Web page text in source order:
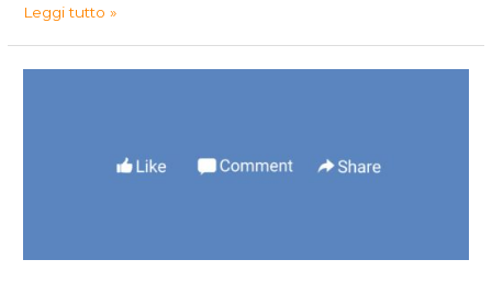
Leggi tutto »